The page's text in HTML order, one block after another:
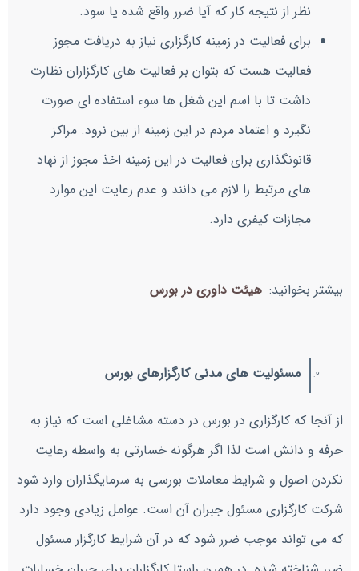
نظر از نتیجه کار که آیا ضرر واقع شده یا سود.
برای فعالیت در زمینه کارگزاری نیاز به دریافت مجوز
فعالیت هست که بتوان بر فعالیت های کارگزاران نظارت
داشت تا با اسم این شغل ها سوء استفاده ای صورت
نگیرد و اعتماد مردم در این زمینه از بین نرود. مراکز
قانونگذاری برای فعالیت در این زمینه اخذ مجوز از نهاد
های مرتبط را لازم می دانند و عدم رعایت این موارد
مجازات کیفری دارد.
بیشتر بخوانید: هیئت داوری در بورس
مسئولیت های مدنی کارگزارهای بورس
از آنجا که کارگزاری در بورس در دسته مشاغلی است که نیاز به
حرفه و دانش است لذا اگر هرگونه خسارتی به واسطه رعایت
نکردن اصول و شرایط معاملات بورسی به سرمایگذاران وارد شود
شرکت کارگزاری مسئول جبران آن است. عوامل زیادی وجود دارد
که می تواند موجب ضرر شود که در آن شرایط کارگزار مسئول